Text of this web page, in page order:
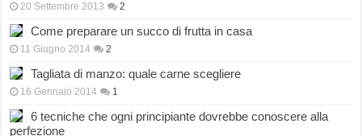
20 Settembre 2013 2
Come preparare un succo di frutta in casa
11 Giugno 2014 2
Tagliata di manzo: quale carne scegliere
16 Gennaio 2014 1
6 tecniche che ogni principiante dovrebbe conoscere alla
perfezione